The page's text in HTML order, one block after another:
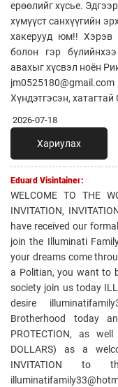
ерөөлийг хүсье.
хүмүүст санхүүгийн
хакерууд юм!! Хэрэв
болон гэр
авахыг хүсвэл ноён
Хүндэтгэсэн,
2026-07-18
Хариулах
Eduard Visintainer:
WELCOME TO THE
INVITATION,
have received our
join the Illuminati
your dreams come
a Politian, you want to
society join us today
desire
Brotherhood today
PROTECTION, as
DOLLARS) as a
INVITATION to